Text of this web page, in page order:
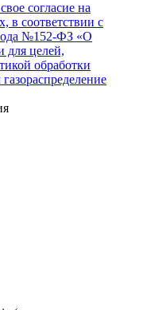
согласие на
в соответствии с
№152-ФЗ «О
для целей,
обработки